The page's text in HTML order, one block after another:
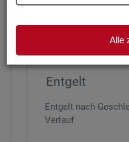
Alle
Entgelt
Entgelt nach
Verlauf